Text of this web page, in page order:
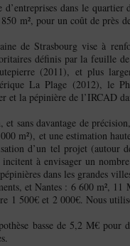
dans le quartier
m², pour un coût de près
de Strasbourg vise à
définis par la feuille
(2011), et plus
La Plage (2012), le
la pépinière de l’IRCAD
sans davantage de
m²), et une estimation
d’un tel projet (autour
incitent à envisager un
dans les grandes
et Nantes : 6 600 m²,
1 500€ et 2 000€. Nous
basse de 5,2 M€ pour